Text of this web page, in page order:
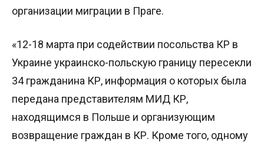
организации миграции в Праге.
«12-18 марта при содействии посольства КР в
Украине украинско-польскую границу пересекли
34 гражданина КР, информация о которых была
передана представителям МИД КР,
находящимся в Польше и организующим
возвращение граждан в КР. Кроме того, одному